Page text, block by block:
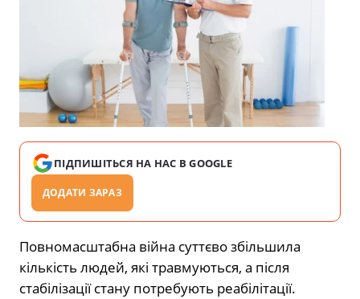
ПІДПИШІТЬСЯ НА НАС В GOOGLE
ДОДАТИ ЗАРАЗ
Повномасштабна війна суттєво збільшила
кількість людей, які травмуються, а після
стабілізації стану потребують реабілітації.